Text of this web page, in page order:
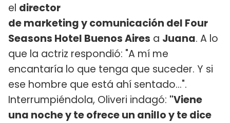
el director
de marketing y comunicación del Four
Seasons Hotel Buenos Aires a Juana. A lo
que la actriz respondió: "A mí me
encantaría lo que tenga que suceder. Y si
ese hombre que está ahí sentado...".
Interrumpiéndola, Oliveri indagó: "Viene
una noche y te ofrece un anillo y te dice